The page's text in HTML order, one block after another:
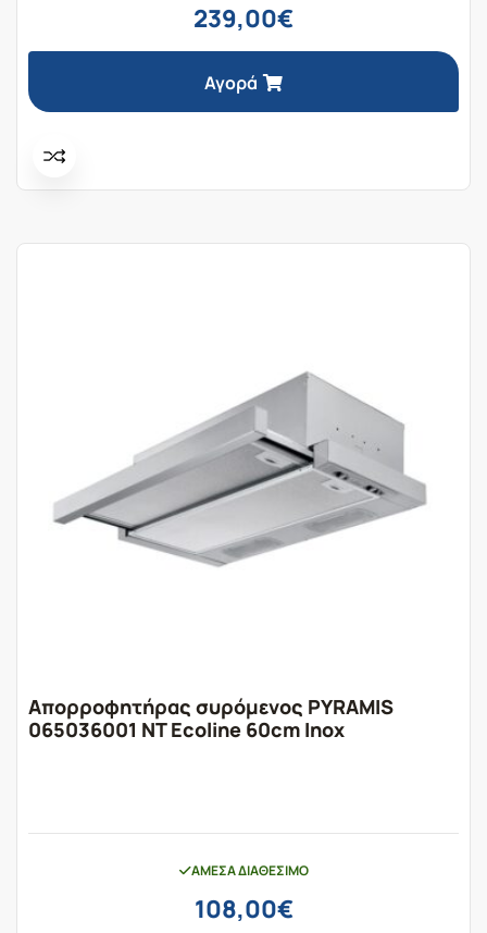
239,00€
Αγορά
Απορροφητήρας συρόμενος PYRAMIS
065036001 NT Ecoline 60cm Inox
ΆΜΕΣΑ ΔΙΑΘΈΣΙΜΟ
108,00€